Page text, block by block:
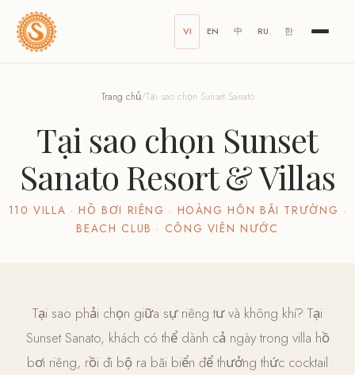
VI EN 中 RU 한
Trang chủ/Tại sao chọn Sunset Sanato
Tại sao chọn Sunset
Sanato Resort & Villas
110 VILLA · HỒ BƠI RIÊNG · HOÀNG HÔN BÃI TRƯỜNG ·
BEACH CLUB · CÔNG VIÊN NƯỚC
Tại sao phải chọn giữa sự riêng tư và không khí? Tại
Sunset Sanato, khách có thể dành cả ngày trong villa hồ
bơi riêng, rồi đi bộ ra bãi biển để thưởng thức cocktail